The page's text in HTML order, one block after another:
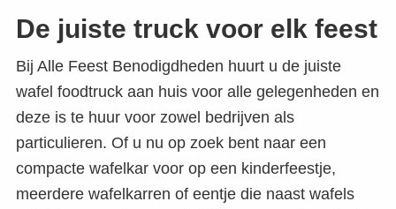
De juiste truck voor elk feest
Bij Alle Feest Benodigdheden huurt u de juiste
wafel foodtruck aan huis voor alle gelegenheden en
deze is te huur voor zowel bedrijven als
particulieren. Of u nu op zoek bent naar een
compacte wafelkar voor op een kinderfeestje,
meerdere wafelkarren of eentje die naast wafels